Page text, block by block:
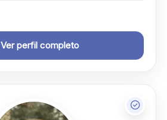
Ver perfil completo